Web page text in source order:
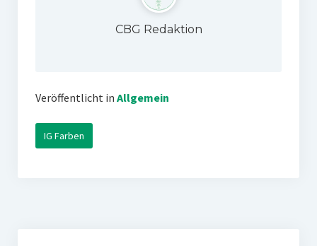
CBG Redaktion
Veröffentlicht in Allgemein
IG Farben